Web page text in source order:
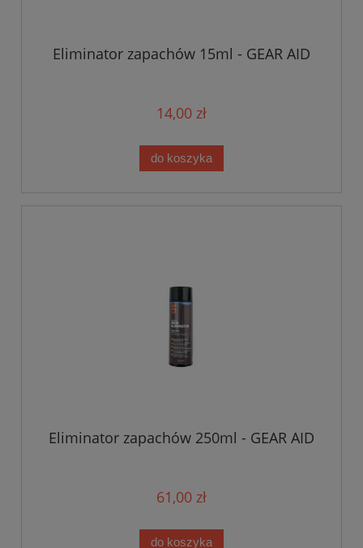
Eliminator zapachów 15ml - GEAR AID
14,00 zł
do koszyka
Eliminator zapachów 250ml - GEAR AID
61,00 zł
do koszyka